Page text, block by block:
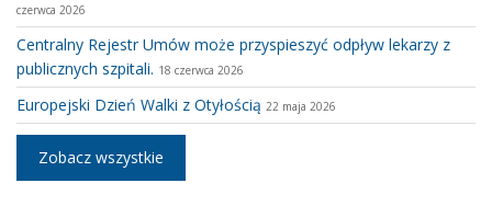
czerwca 2026
Centralny Rejestr Umów może przyspieszyć odpływ lekarzy z
publicznych szpitali. 18 czerwca 2026
Europejski Dzień Walki z Otyłością 22 maja 2026
Zobacz wszystkie